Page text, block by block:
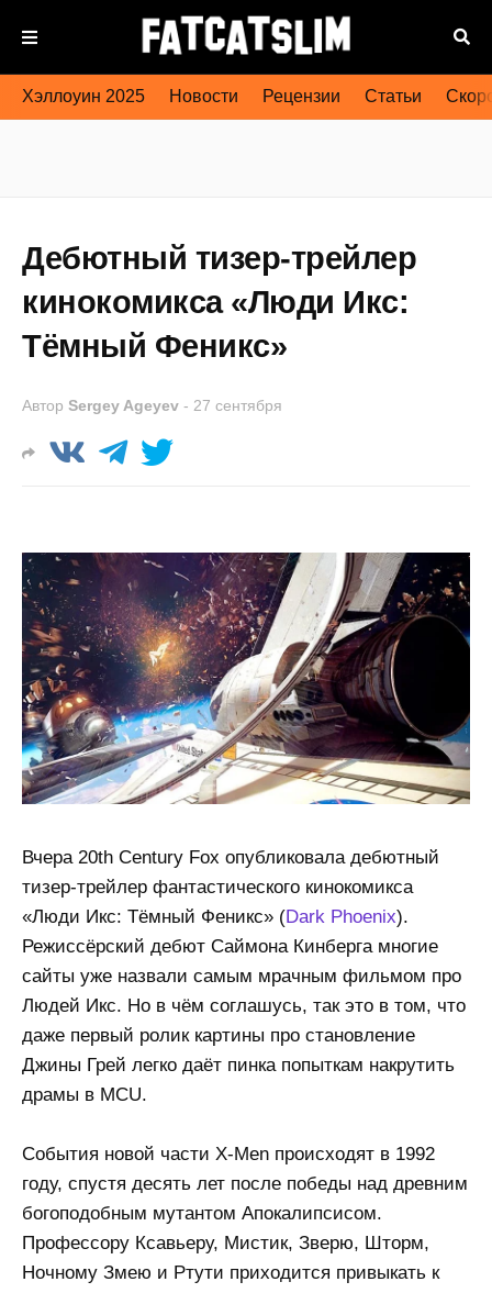
Хэллоуин 2025 Новости Рецензии Статьи
Дебютный тизер-трейлер
кинокомикса «Люди Икс:
Тёмный Феникс»
Автор Sergey Ageyev - 27 сентября
Вчера 20th Century Fox опубликовала дебютный
тизер-трейлер фантастического кинокомикса
«Люди Икс: Тёмный Феникс» (Dark Phoenix).
Режиссёрский дебют Саймона Кинберга многие
сайты уже назвали самым мрачным фильмом про
Людей Икс. Но в чём соглашусь, так это в том, что
даже первый ролик картины про становление
Джины Грей легко даёт пинка попыткам накрутить
драмы в MCU.
События новой части X-Men происходят в 1992
году, спустя десять лет после победы над древним
богоподобным мутантом Апокалипсисом.
Профессору Ксавьеру, Мистик, Зверю, Шторм,
Ночному Змею и Ртути приходится привыкать к